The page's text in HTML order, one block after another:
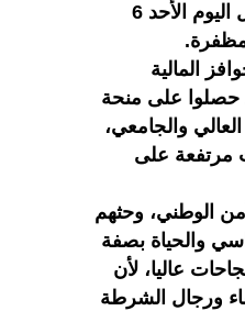
الاجتماعية لموظفي الأمن الوطني بقاعة “با احنيني” بمدينة الرباط، زوال اليوم الأحد 6
المالية
للمتوجات والمتوجين، والذين بلغ عددهم خمسين مستفيدا، من بينهم 24 حصلوا على منحة
والجامعي،
مرتفعة على
الوطني، وحثهم
والحياة بصفة
عاليا، لأن
ورجال الشرطة